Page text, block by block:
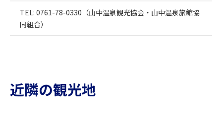
TEL: 0761-78-0330（山中温泉観光協会・山中温泉旅館協
同組合）
近隣の観光地